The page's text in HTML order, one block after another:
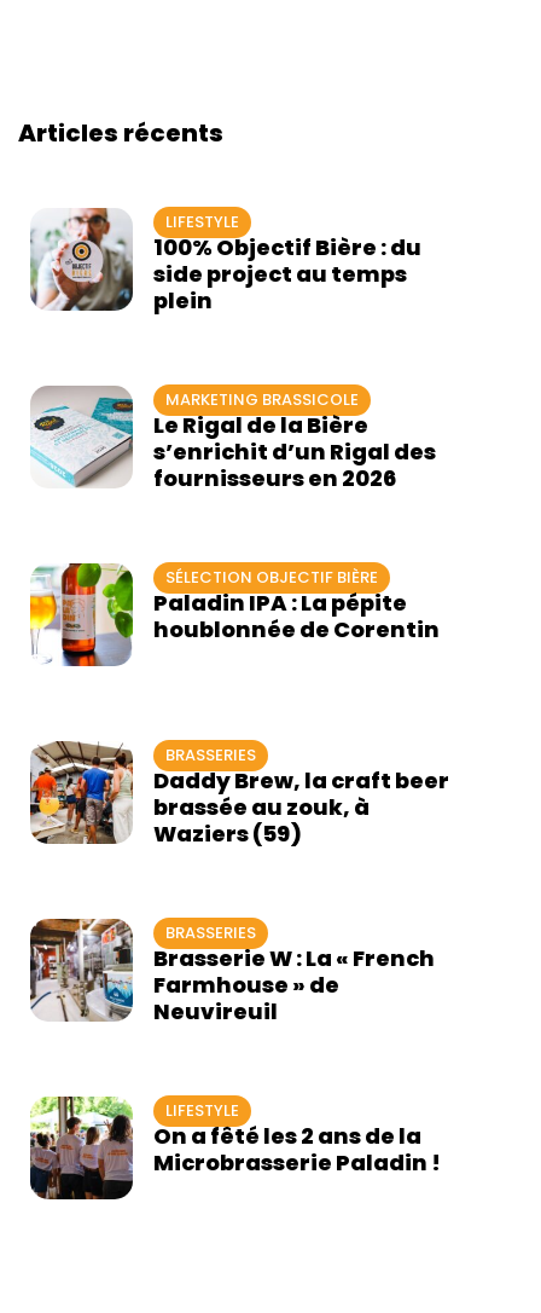
Articles récents
LIFESTYLE
100% Objectif Bière : du
side project au temps
plein
MARKETING BRASSICOLE
Le Rigal de la Bière
s’enrichit d’un Rigal des
fournisseurs en 2026
SÉLECTION OBJECTIF BIÈRE
Paladin IPA : La pépite
houblonnée de Corentin
BRASSERIES
Daddy Brew, la craft beer
brassée au zouk, à
Waziers (59)
BRASSERIES
Brasserie W : La « French
Farmhouse » de
Neuvireuil
LIFESTYLE
On a fêté les 2 ans de la
Microbrasserie Paladin !